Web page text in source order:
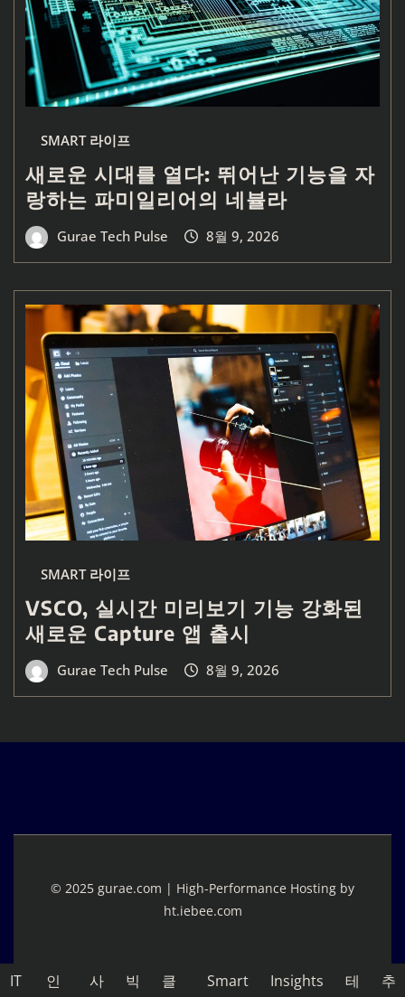
SMART 라이프
새로운 시대를 열다: 뛰어난 기능을 자
랑하는 파미일리어의 네뷸라
Gurae Tech Pulse 8월 9, 2026
SMART 라이프
VSCO, 실시간 미리보기 기능 강화된
새로운 Capture 앱 출시
Gurae Tech Pulse 8월 9, 2026
© 2025 gurae.com | High-Performance Hosting by
ht.iebee.com
IT
인
사
빅
클
Smart
Insights
테
추